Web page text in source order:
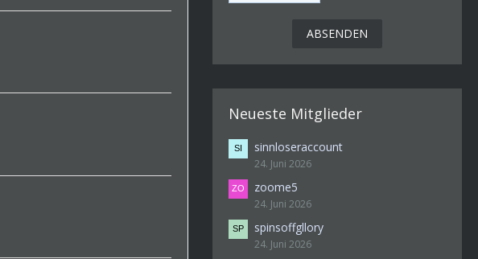
Neueste Mitglieder
sinnloseraccount
24. Juni 2026
zoome5
24. Juni 2026
spinsoffgllory
24. Juni 2026